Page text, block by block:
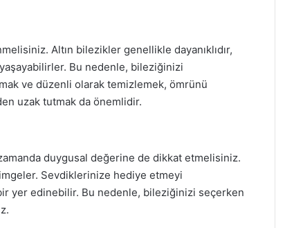
Altın bilezikler genellikle dayanıklıdır,
Bu nedenle, bileziğinizi
ve düzenli olarak temizlemek, ömrünü
uzak tutmak da önemlidir.
duygusal değerine de dikkat etmelisiniz.
Sevdiklerinize hediye etmeyi
yer edinebilir. Bu nedenle, bileziğinizi seçerken